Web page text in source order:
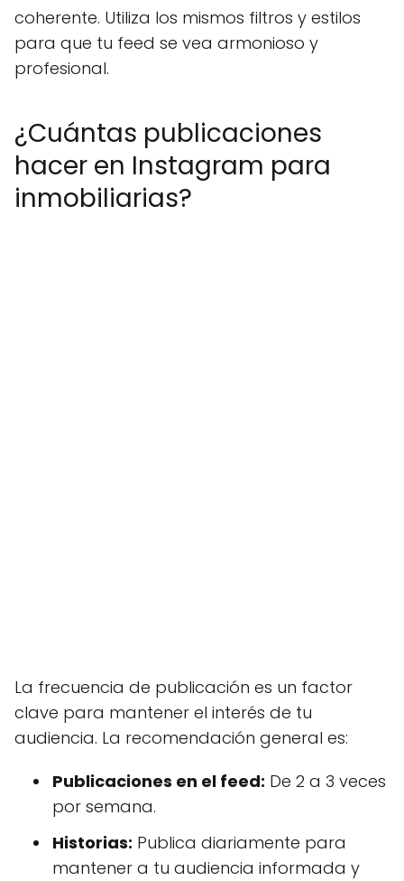
coherente. Utiliza los mismos filtros y estilos
para que tu feed se vea armonioso y
profesional.
¿Cuántas publicaciones
hacer en Instagram para
inmobiliarias?
La frecuencia de publicación es un factor
clave para mantener el interés de tu
audiencia. La recomendación general es:
Publicaciones en el feed: De 2 a 3 veces
por semana.
Historias: Publica diariamente para
mantener a tu audiencia informada y